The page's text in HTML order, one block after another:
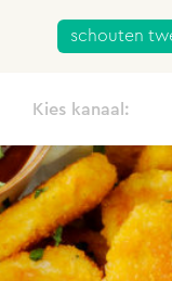
schouten
Kies kanaal: